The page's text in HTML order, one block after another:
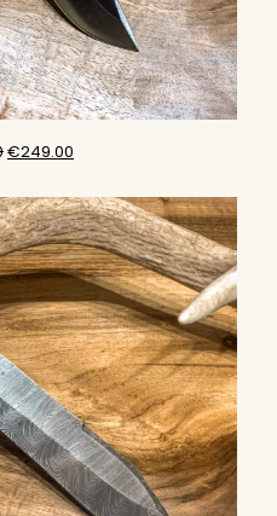
原
價
格：
€289.00。
€249.00
價
格：
€249.00。